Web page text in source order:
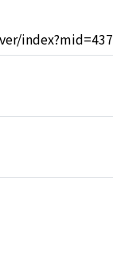
index?mid=437